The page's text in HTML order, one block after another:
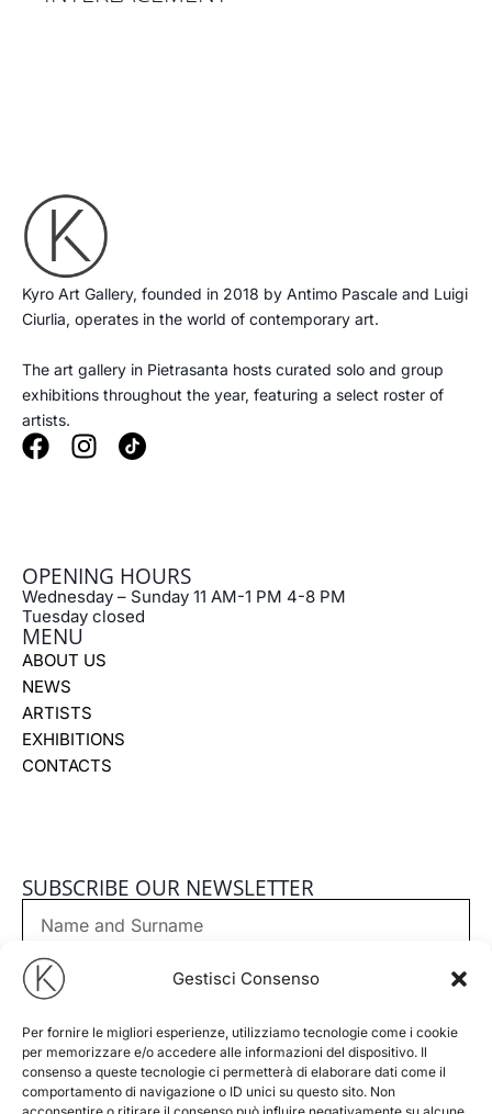
Gestisci Consenso
Per fornire le migliori esperienze, utilizziamo tecnologie come i cookie
per memorizzare e/o accedere alle informazioni del dispositivo. Il
consenso a queste tecnologie ci permetterà di elaborare dati come il
comportamento di navigazione o ID unici su questo sito. Non
Kyro Art Gallery, founded in 2018 by Antimo Pascale and Luigi
Ciurlia, operates in the world of contemporary art.
The art gallery in Pietrasanta hosts curated solo and group
exhibitions throughout the year, featuring a select roster of
artists.
F
o
o
k
I
g
r
a
m
OPENING HOURS
Wednesday – Sunday 11 AM-1 PM 4-8 PM
Tuesday closed
MENU
ABOUT US
NEWS
ARTISTS
EXHIBITIONS
CONTACTS
SUBSCRIBE OUR NEWSLETTER
Email
Phone
GDPRI acceptPrivacy Policyof this website